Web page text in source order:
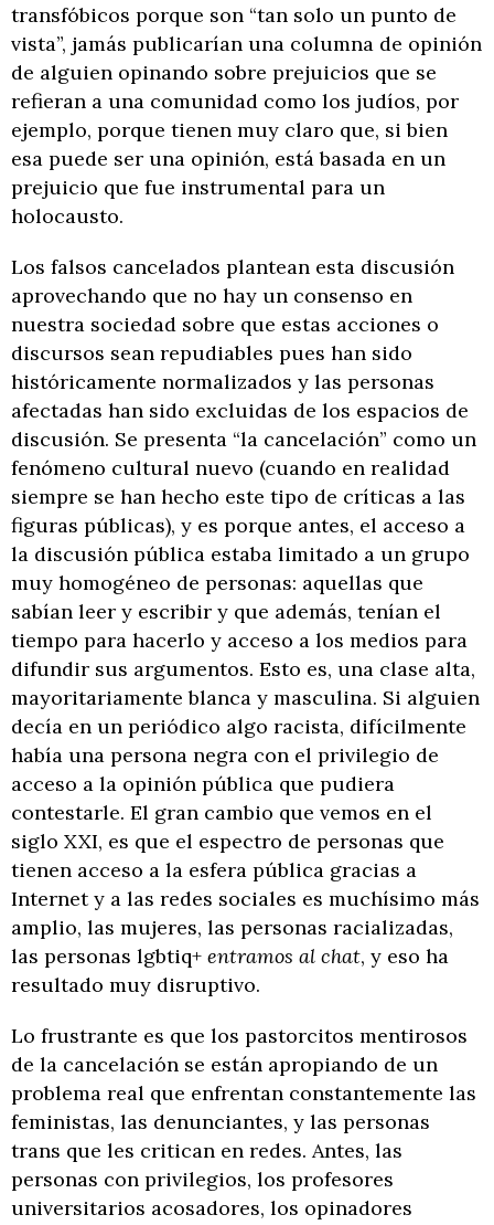
transfóbicos porque son “tan solo un punto de
vista”, jamás publicarían una columna de opinión
de alguien opinando sobre prejuicios que se
refieran a una comunidad como los judíos, por
ejemplo, porque tienen muy claro que, si bien
esa puede ser una opinión, está basada en un
prejuicio que fue instrumental para un
holocausto.
Los falsos cancelados plantean esta discusión
aprovechando que no hay un consenso en
nuestra sociedad sobre que estas acciones o
discursos sean repudiables pues han sido
históricamente normalizados y las personas
afectadas han sido excluidas de los espacios de
discusión. Se presenta “la cancelación” como un
fenómeno cultural nuevo (cuando en realidad
siempre se han hecho este tipo de críticas a las
figuras públicas), y es porque antes, el acceso a
la discusión pública estaba limitado a un grupo
muy homogéneo de personas: aquellas que
sabían leer y escribir y que además, tenían el
tiempo para hacerlo y acceso a los medios para
difundir sus argumentos. Esto es, una clase alta,
mayoritariamente blanca y masculina. Si alguien
decía en un periódico algo racista, difícilmente
había una persona negra con el privilegio de
acceso a la opinión pública que pudiera
contestarle. El gran cambio que vemos en el
siglo XXI, es que el espectro de personas que
tienen acceso a la esfera pública gracias a
Internet y a las redes sociales es muchísimo más
amplio, las mujeres, las personas racializadas,
las personas lgbtiq+ entramos al chat, y eso ha
resultado muy disruptivo.
Lo frustrante es que los pastorcitos mentirosos
de la cancelación se están apropiando de un
problema real que enfrentan constantemente las
feministas, las denunciantes, y las personas
trans que les critican en redes. Antes, las
personas con privilegios, los profesores
universitarios acosadores, los opinadores